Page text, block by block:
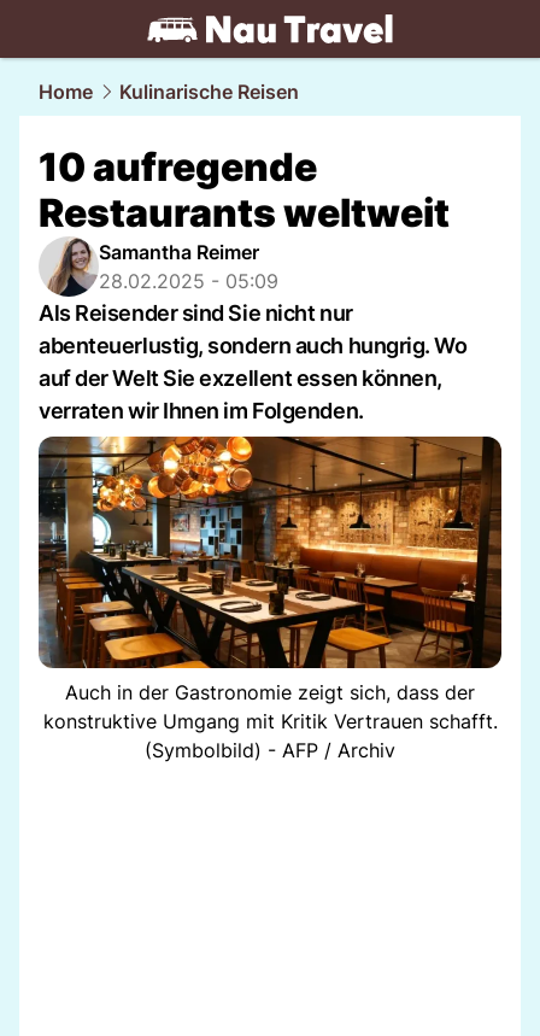
travel.NAU.ch
Home Kulinarische Reisen
10 aufregende
Restaurants weltweit
Samantha Reimer
28.02.2025 - 05:09
Als Reisender sind Sie nicht nur
abenteuerlustig, sondern auch hungrig. Wo
auf der Welt Sie exzellent essen können,
verraten wir Ihnen im Folgenden.
Auch in der Gastronomie zeigt sich, dass der
konstruktive Umgang mit Kritik Vertrauen schafft.
(Symbolbild) - AFP / Archiv